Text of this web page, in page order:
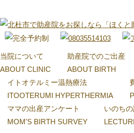
当院について
ABOUT CLINIC
助産院でのご出産
ABOUT BIRTH
イトオテルミー温熱療法
ITOOTERUMI HYPERTHERMIA
ママの出産アンケート
MOM'S BIRTH SURVEY
いのちの